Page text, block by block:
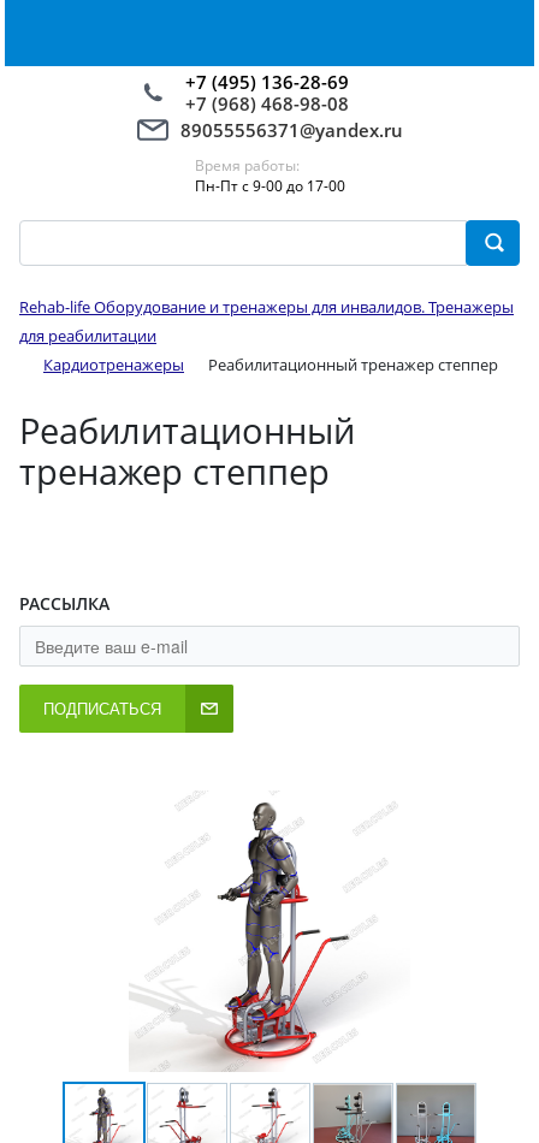
+7 (495) 136-28-69
+7 (968) 468-98-08
89055556371@yandex.ru
Время работы:
Пн-Пт с 9-00 до 17-00
Rehab-life Оборудование и тренажеры для инвалидов. Тренажеры
для реабилитации
Кардиотренажеры
Реабилитационный тренажер степпер
Реабилитационный
тренажер степпер
РАССЫЛКА
ПОДПИСАТЬСЯ